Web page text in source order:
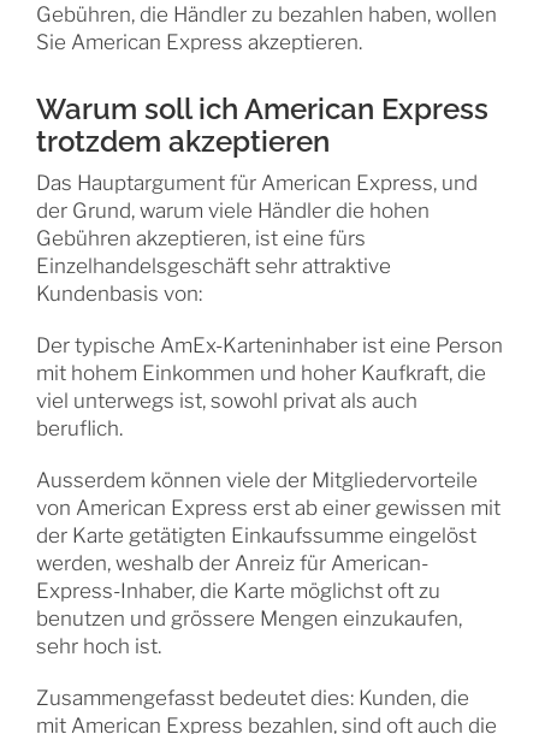
Gebühren, die Händler zu bezahlen haben, wollen
Sie American Express akzeptieren.
Warum soll ich American Express
trotzdem akzeptieren
Das Hauptargument für American Express, und
der Grund, warum viele Händler die hohen
Gebühren akzeptieren, ist eine fürs
Einzelhandelsgeschäft sehr attraktive
Kundenbasis von:
Der typische AmEx-Karteninhaber ist eine Person
mit hohem Einkommen und hoher Kaufkraft, die
viel unterwegs ist, sowohl privat als auch
beruflich.
Ausserdem können viele der Mitgliedervorteile
von American Express erst ab einer gewissen mit
der Karte getätigten Einkaufssumme eingelöst
werden, weshalb der Anreiz für American-
Express-Inhaber, die Karte möglichst oft zu
benutzen und grössere Mengen einzukaufen,
sehr hoch ist.
Zusammengefasst bedeutet dies: Kunden, die
mit American Express bezahlen, sind oft auch die